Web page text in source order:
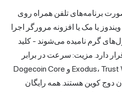
برنامه‌های تلفن همراه روی
یا مک یا افزونه مرورگر اجرا
گرم نامیده می‌شوند - کلید
دارد. مزیت: سرعت در برابر
Exodus
، Trust Wallet، MyDoge و Dogecoin Core
دوج کوین هستند. همه رایگان